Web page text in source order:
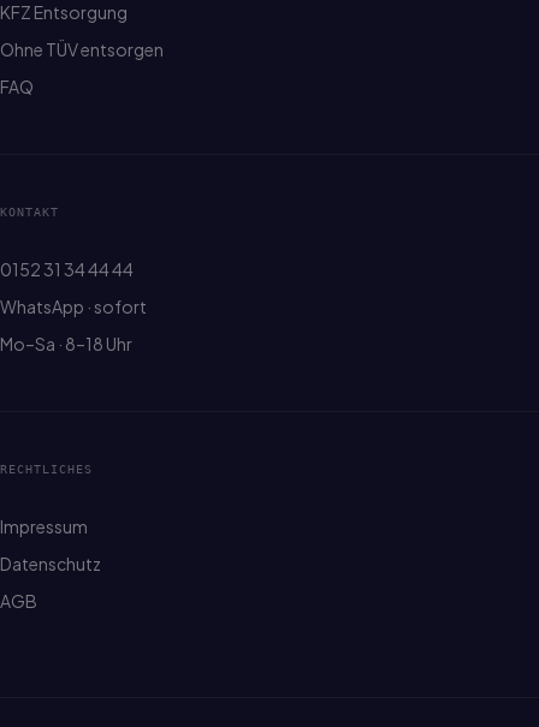
KFZ Entsorgung
Ohne TÜV entsorgen
FAQ
KONTAKT
0152 31 34 44 44
WhatsApp · sofort
Mo–Sa · 8–18 Uhr
RECHTLICHES
Impressum
Datenschutz
AGB